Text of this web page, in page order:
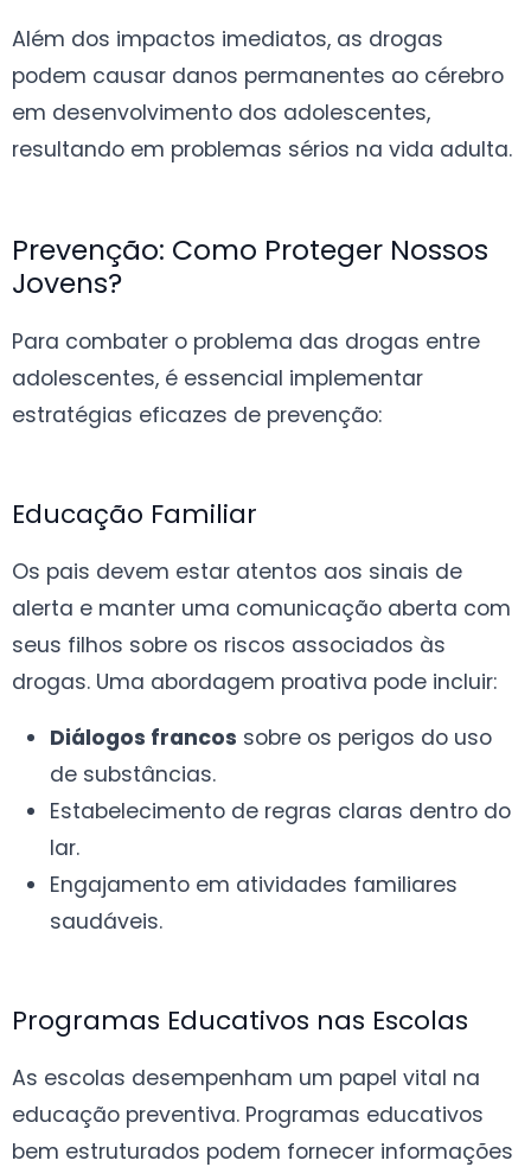
Além dos impactos imediatos, as drogas
podem causar danos permanentes ao cérebro
em desenvolvimento dos adolescentes,
resultando em problemas sérios na vida adulta.
Prevenção: Como Proteger Nossos
Jovens?
Para combater o problema das drogas entre
adolescentes, é essencial implementar
estratégias eficazes de prevenção:
Educação Familiar
Os pais devem estar atentos aos sinais de
alerta e manter uma comunicação aberta com
seus filhos sobre os riscos associados às
drogas. Uma abordagem proativa pode incluir:
Diálogos francos sobre os perigos do uso
de substâncias.
Estabelecimento de regras claras dentro do
lar.
Engajamento em atividades familiares
saudáveis.
Programas Educativos nas Escolas
As escolas desempenham um papel vital na
educação preventiva. Programas educativos
bem estruturados podem fornecer informações